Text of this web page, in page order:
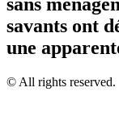
savants ont
une
© All rights reserved.